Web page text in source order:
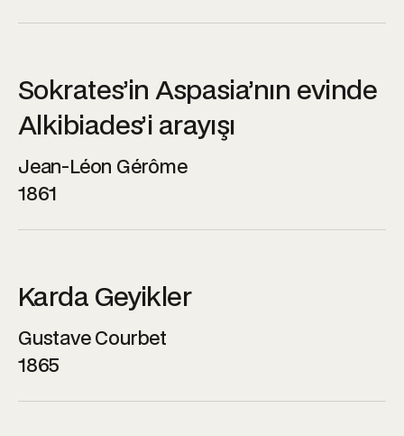
Sokrates’in Aspasia’nın evinde
Alkibiades’i arayışı
Jean-Léon Gérôme
1861
Karda Geyikler
Gustave Courbet
1865